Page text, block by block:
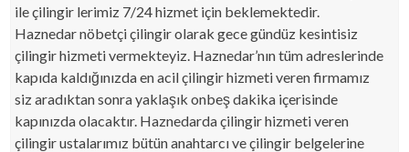
ile çilingir lerimiz 7/24 hizmet için beklemektedir.
Haznedar nöbetçi çilingir olarak gece gündüz kesintisiz
çilingir hizmeti vermekteyiz. Haznedar’nın tüm adreslerinde
kapıda kaldığınızda en acil çilingir hizmeti veren firmamız
siz aradıktan sonra yaklaşık onbeş dakika içerisinde
kapınızda olacaktır. Haznedarda çilingir hizmeti veren
çilingir ustalarımız bütün anahtarcı ve çilingir belgelerine